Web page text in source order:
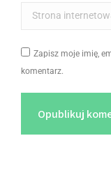
Strona
Zapisz moje imię,
komentarz.
Opublikuj